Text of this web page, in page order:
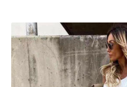
Cesta de la compra
Instagram
Facebook